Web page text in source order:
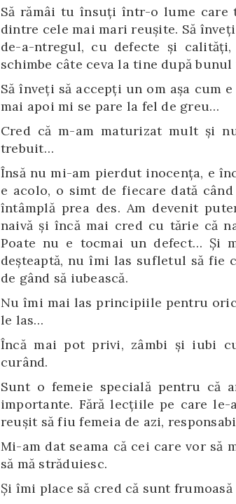
Să rămâi tu însuţi într-o lume care
dintre cele mai mari reuşite. Să
de-a-ntregul, cu defecte şi
schimbe câte ceva la tine după
Să înveţi să accepţi un om aşa cum
mai apoi mi se pare la fel de greu…
Cred că m-am maturizat mult şi
trebuit…
Însă nu mi-am pierdut inocenţa, e
e acolo, o simt de fiecare dată
întâmplă prea des. Am devenit
naivă şi încă mai cred cu tărie că
Poate nu e tocmai un defect… Şi
deşteaptă, nu îmi las sufletul să fie
de gând să iubească.
Nu îmi mai las principiile pentru
le las…
Încă mai pot privi, zâmbi şi iubi
curând.
Sunt o femeie specială pentru
importante. Fără lecţiile pe care
reuşit să fiu femeia de azi,
Mi-am dat seama că cei care vor să
să mă străduiesc.
Şi îmi place să cred că sunt